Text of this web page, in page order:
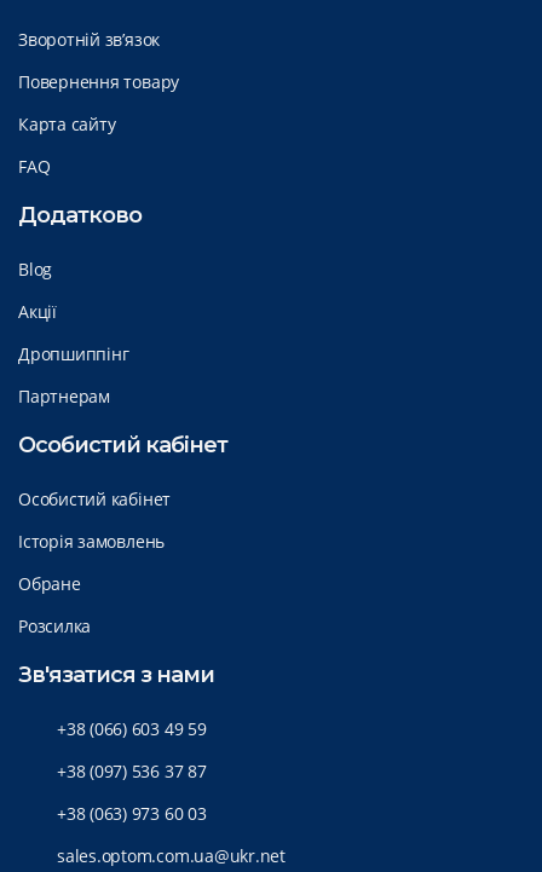
Зворотній зв’язок
Повернення товару
Карта сайту
FAQ
Додатково
Blog
Акції
Дропшиппінг
Партнерам
Особистий кабінет
Особистий кабінет
Історія замовлень
Обране
Розсилка
Зв'язатися з нами
+38 (066) 603 49 59
+38 (097) 536 37 87
+38 (063) 973 60 03
sales.optom.com.ua@ukr.net